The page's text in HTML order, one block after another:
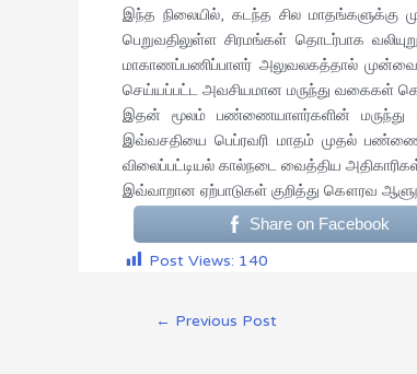
இந்த நிலையில், கடந்த சில
பெறுவதிலுள்ள சிரமங்கள் தொடர்பாக
மாகாணப்பணிப்பாளர் அலுவலகத்தால்
செய்யப்பட்ட அவசியமான மருந்து வகைகள்
இதன் மூலம் பண்ணையாளர்களின் மருந்து
இவ்வசதியை பெப்ரவரி மாதம் முதல்
விலைப்பட்டியல் கால்நடை வைத்திய
இவ்வாறான ஏற்பாடுகள் குறித்து கௌரவ
Share on Facebook
Post Views: 140
← Previous Post